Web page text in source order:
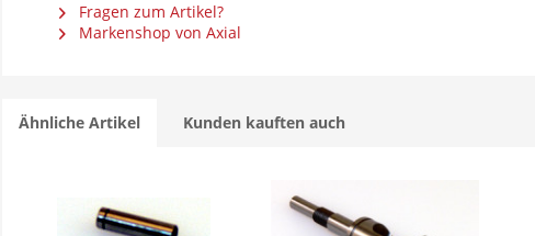
Fragen zum Artikel?
Markenshop von Axial
Ähnliche Artikel Kunden kauften auch